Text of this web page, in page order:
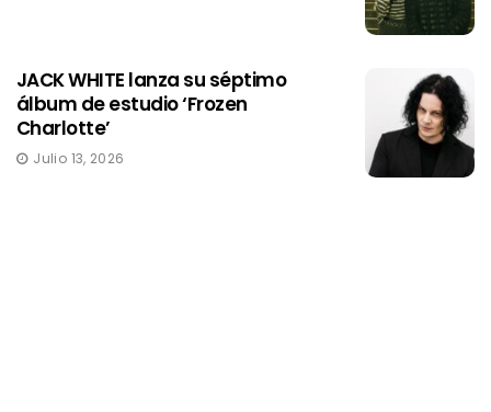
JACK WHITE lanza su séptimo
álbum de estudio ‘Frozen
Charlotte’
Julio 13, 2026